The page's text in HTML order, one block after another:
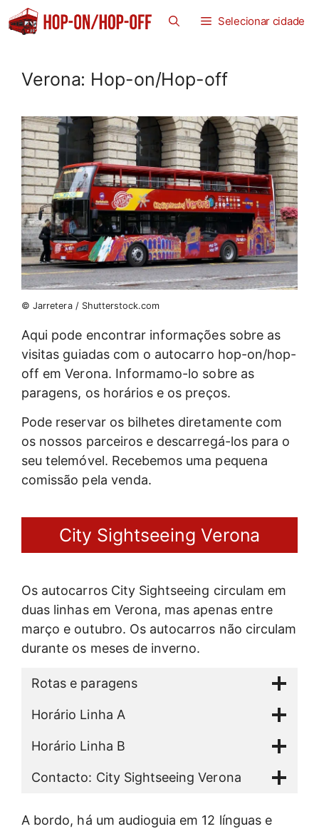
Saltar
para
Selecionar cidade
Verona: Hop-on/Hop-off
© Jarretera / Shutterstock.com
Aqui pode encontrar informações sobre as
visitas guiadas com o autocarro hop-on/hop-
off em Verona. Informamo-lo sobre as
paragens, os horários e os preços.
Pode reservar os bilhetes diretamente com
os nossos parceiros e descarregá-los para o
seu telemóvel. Recebemos uma pequena
comissão pela venda.
City Sightseeing Verona
Os autocarros City Sightseeing circulam em
duas linhas em Verona, mas apenas entre
março e outubro. Os autocarros não circulam
durante os meses de inverno.
Rotas e paragens
Horário Linha A
Horário Linha B
Contacto: City Sightseeing Verona
A bordo, há um audioguia em 12 línguas e